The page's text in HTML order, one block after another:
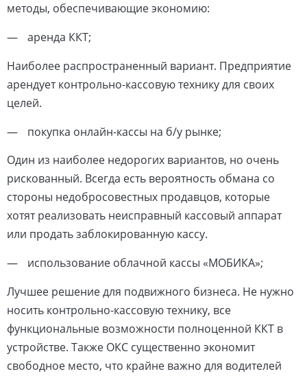
методы, обеспечивающие экономию:
аренда ККТ;
Наиболее распространенный вариант. Предприятие
арендует контрольно-кассовую технику для своих
целей.
покупка онлайн-кассы на б/у рынке;
Один из наиболее недорогих вариантов, но очень
рискованный. Всегда есть вероятность обмана со
стороны недобросовестных продавцов, которые
хотят реализовать неисправный кассовый аппарат
или продать заблокированную кассу.
использование облачной кассы «МОБИКА»;
Лучшее решение для подвижного бизнеса. Не нужно
носить контрольно-кассовую технику, все
функциональные возможности полноценной ККТ в
устройстве. Также ОКС существенно экономит
свободное место, что крайне важно для водителей